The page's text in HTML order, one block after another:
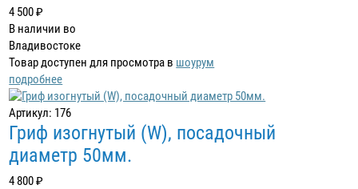
4 500 ₽
В наличии во
Владивостоке
Товар доступен для просмотра в шоурум
подробнее
Артикул: 176
Гриф изогнутый (W), посадочный
диаметр 50мм.
4 800 ₽